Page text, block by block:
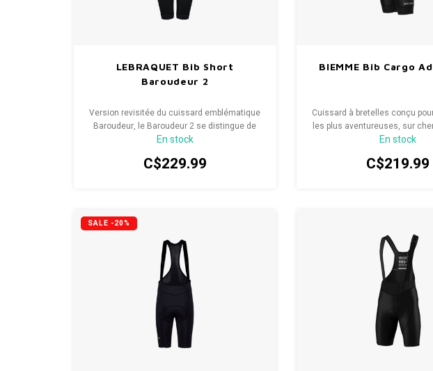
LEBRAQUET Bib Short
Baroudeur 2
Version revisitée du cuissard emblématique
Baroudeur, le Baroudeur 2 se distingue de
son prédécesseur par trois principales
En stock
C$229.99
BIEMME Bib Cargo
Cuissard à bretelles conçu
les plus aventureuses, sur
sur route.
En stock
C$219.99
SALE -20%